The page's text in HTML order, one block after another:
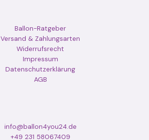
Ballon-Ratgeber
Versand & Zahlungsarten
Widerrufsrecht
Impressum
Datenschutzerklärung
AGB
info@ballon4you24.de
+49 231 58067409